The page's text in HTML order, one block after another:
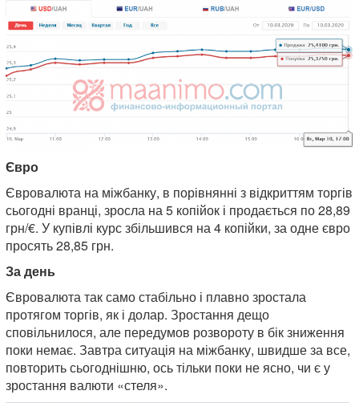
Євро
Євровалюта на міжбанку, в порівнянні з відкриттям торгів
сьогодні вранці, зросла на 5 копійок і продається по 28,89
грн/€. У купівлі курс збільшився на 4 копійки, за одне євро
просять 28,85 грн.
За день
Євровалюта так само стабільно і плавно зростала
протягом торгів, як і долар. Зростання дещо
сповільнилося, але передумов розвороту в бік зниження
поки немає. Завтра ситуація на міжбанку, швидше за все,
повторить сьогоднішню, ось тільки поки не ясно, чи є у
зростання валюти «стеля».